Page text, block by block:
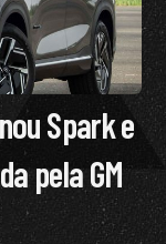
Spark e
pela GM